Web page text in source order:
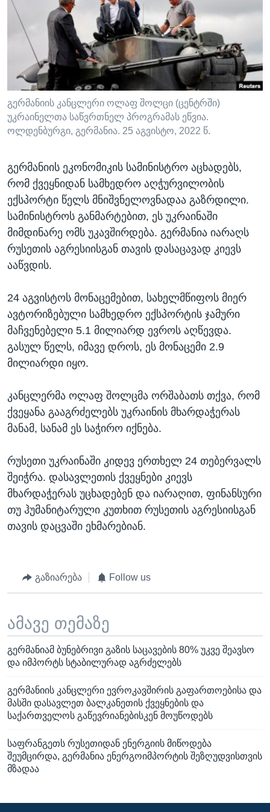
ᲡᲢᲣᲓᲘᲐ ᲕᲐᲨᲘᲜᲒᲢᲝᲜᲘ
ᲔᲙᲝᲜᲝᲛᲘᲙᲐ
ᲯᲐᲜᲛᲠᲗᲔᲚᲝᲑᲐ
ᲛᲔᲪᲜᲘᲔᲠᲔᲑᲐ
ᲘᲜᲢᲔᲠᲕᲘᲣ
ᲙᲣᲚᲢᲣᲠᲐ
ᲒᲐᲚᲘᲚᲔᲝ
Learning English
ᲗᲕᲐᲚᲘ ᲒᲕᲐᲓᲔᲕᲜᲔᲗ
ენები
გერმანიის კანცლერი ოლაფ შოლცი (ცენტრში)
უკრაინელთა საწვრთნელ პროგრამას ეწვია.
ოლდენბურგი, გერმანია. 25 აგვისტო, 2022 წ.
გერმანიის ეკონომიკის სამინისტრო აცხადებს,
რომ ქვეყნიდან სამხედრო აღჭურვილობის
ექსპორტი წელს მნიშვნელოვნადაა გაზრდილი.
სამინისტროს განმარტებით, ეს უკრაინაში
მიმდინარე ომს უკავშირდება. გერმანია იარაღს
რუსეთის აგრესიისგან თავის დასაცავად კიევს
ააწვდის.
24 აგვისტოს მონაცემებით, სახელმწიფოს მიერ
ავტორიზებული სამხედრო ექსპორტის ჯამური
მაჩვენებელი 5.1 მილიარდ ევროს აღწევდა.
გასულ წელს, იმავე დროს, ეს მონაცემი 2.9
მილიარდი იყო.
კანცლერმა ოლაფ შოლცმა ორშაბათს თქვა, რომ
ქვეყანა გააგრძელებს უკრაინის მხარდაჭერას
მანამ, სანამ ეს საჭირო იქნება.
რუსეთი უკრაინაში კიდევ ერთხელ 24 თებერვალს
შეიჭრა. დასავლეთის ქვეყნები კიევს
მხარდაჭერას უცხადებენ და იარაღით, ფინანსური
თუ ჰუმანიტარული კუთხით რუსეთის აგრესიისგან
თავის დაცვაში ეხმარებიან.
გაზიარება Follow us
ამავე თემაზე
გერმანიამ ბუნებრივი გაზის საცავების 80% უკვე შეავსო
და იმპორტს სტაბილურად აგრძელებს
გერმანიის კანცლერი ევროკავშირის გაფართოებისა და
მასში დასავლეთ ბალკანეთის ქვეყნების და
საქართველოს გაწევრიანებისკენ მოუწოდებს
საფრანგეთს რუსეთიდან ენერგიის მიწოდება
შეუმცირდა, გერმანია ენერგოიმპორტის შეზღუდვისთვის
მზადაა